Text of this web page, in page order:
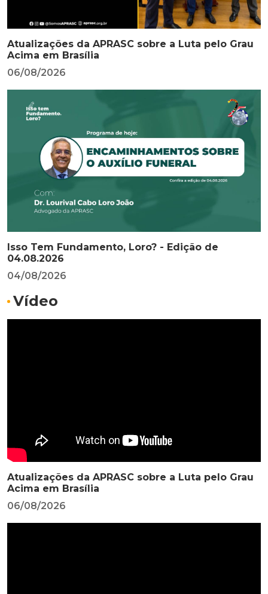
Atualizações da APRASC sobre a Luta pelo Grau
Acima em Brasília
06/08/2026
Isso Tem Fundamento, Loro? - Edição de
04.08.2026
04/08/2026
Vídeo
Atualizações da APRASC sobre a Luta pelo Grau
Acima em Brasília
06/08/2026